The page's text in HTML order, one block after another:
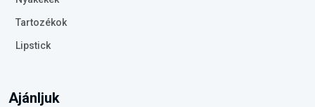
Tartozékok
Lipstick
Ajánljuk